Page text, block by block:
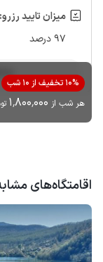
میزان تایید رزرو:
97 درصد
10% تخفیف از 10 شب
هر شب از 1٬800٬000
اقامتگاه‌های